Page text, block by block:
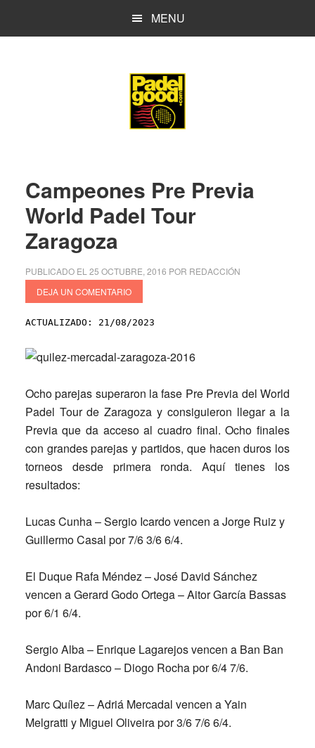
MENU
Campeones Pre Previa
World Padel Tour
Zaragoza
PUBLICADO EL 25 OCTUBRE, 2016 POR REDACCIÓN
DEJA UN COMENTARIO
ACTUALIZADO: 21/08/2023
Ocho parejas superaron la fase Pre Previa del World
Padel Tour de Zaragoza y consiguieron llegar a la
Previa que da acceso al cuadro final. Ocho finales
con grandes parejas y partidos, que hacen duros los
torneos desde primera ronda. Aquí tienes los
resultados:
Lucas Cunha – Sergio Icardo vencen a Jorge Ruiz y
Guillermo Casal por 7/6 3/6 6/4.
El Duque Rafa Méndez – José David Sánchez
vencen a Gerard Godo Ortega – Aitor García Bassas
por 6/1 6/4.
Sergio Alba – Enrique Lagarejos vencen a Ban Ban
Andoni Bardasco – Diogo Rocha por 6/4 7/6.
Marc Quílez – Adriá Mercadal vencen a Yain
Melgratti y Miguel Oliveira por 3/6 7/6 6/4.